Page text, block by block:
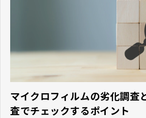
マイクロフィルムの劣化調査
査でチェックするポイント